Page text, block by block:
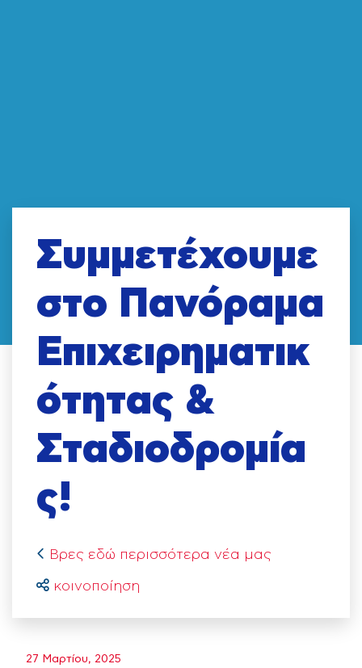
Συμμετέχουμε
στο Πανόραμα
Επιχειρηματικ
ότητας &
Σταδιοδρομία
ς!
Βρες εδώ περισσότερα νέα μας
κοινοποίηση
27 Μαρτίου, 2025